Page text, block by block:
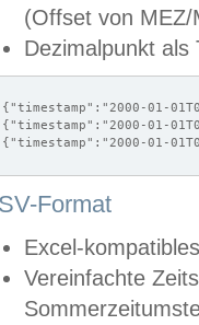
(Offset von MEZ/
Dezimalpunkt als
{"timestamp":"2000-01-
{"timestamp":"2000-01-
{"timestamp":"2000-01-
Format
Excel-
Vereinfachte